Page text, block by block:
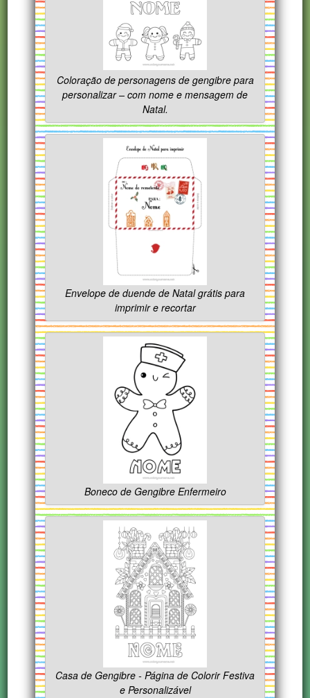
Coloração de personagens de gengibre para
personalizar – com nome e mensagem de
Natal.
Envelope de duende de Natal grátis para
imprimir e recortar
Boneco de Gengibre Enfermeiro
Casa de Gengibre - Página de Colorir Festiva
e Personalizável